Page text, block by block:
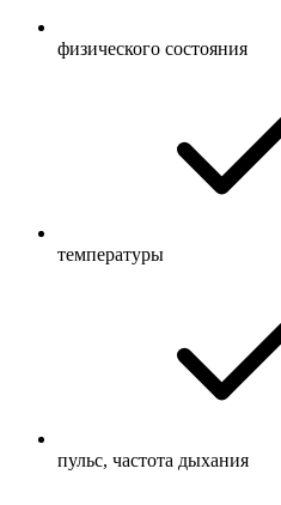
физического состояния
температуры
пульс, частота дыхания